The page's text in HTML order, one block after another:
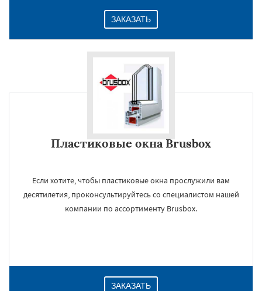
ЗАКАЗАТЬ
Пластиковые окна Brusbox
Если хотите, чтобы пластиковые окна прослужили вам
десятилетия, проконсультируйтесь со специалистом нашей
компании по ассортименту Brusbox.
ЗАКАЗАТЬ